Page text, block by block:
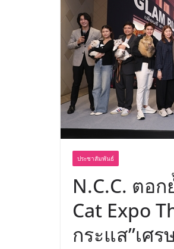
ประชาสัมพันธ์
N.C.C. ตอ
Cat Expo
กระแส”เศ